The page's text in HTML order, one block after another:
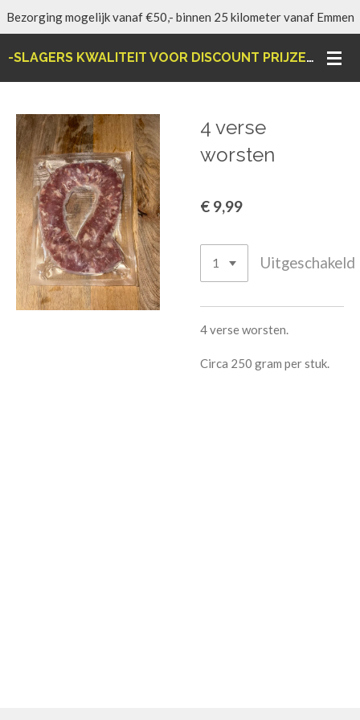
Ga
naar
de
-SLAGERS KWALITEIT VOOR DISCOUNT PRIJZEN-
Bezorging mogelijk vanaf €50,- binnen 25 kilometer vanaf Emmen
4 verse
worsten
€ 9,99
Uitgeschakeld
4 verse worsten.
Circa 250 gram per stuk.